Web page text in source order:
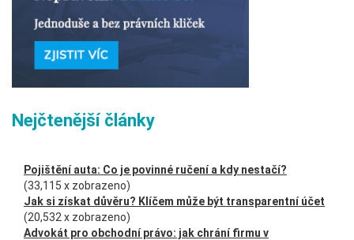
Nejčtenější články
Pojištění auta: Co je povinné ručení a kdy nestačí?
(33,115 x zobrazeno)
Jak si získat důvěru? Klíčem může být transparentní účet
(20,532 x zobrazeno)
Advokát pro obchodní právo: jak chrání firmu v